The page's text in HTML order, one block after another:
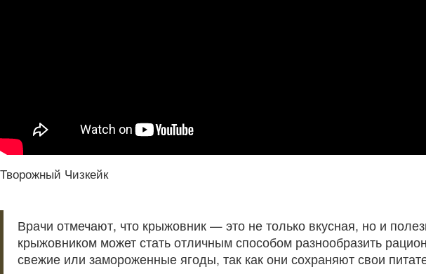
Творожный Чизкейк
Врачи отмечают, что крыжовник — это не только вкусная, но и
крыжовником может стать отличным способом разнообразить
свежие или замороженные ягоды, так как они сохраняют свои